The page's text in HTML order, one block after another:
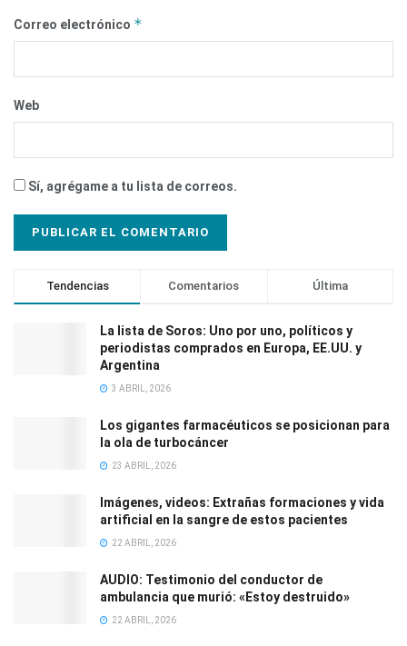
Correo electrónico *
Web
Sí, agrégame a tu lista de correos.
Tendencias Comentarios Última
La lista de Soros: Uno por uno, políticos y
periodistas comprados en Europa, EE.UU. y
Argentina
3 ABRIL, 2026
Los gigantes farmacéuticos se posicionan para
la ola de turbocáncer
23 ABRIL, 2026
Imágenes, videos: Extrañas formaciones y vida
artificial en la sangre de estos pacientes
22 ABRIL, 2026
AUDIO: Testimonio del conductor de
ambulancia que murió: «Estoy destruido»
22 ABRIL, 2026